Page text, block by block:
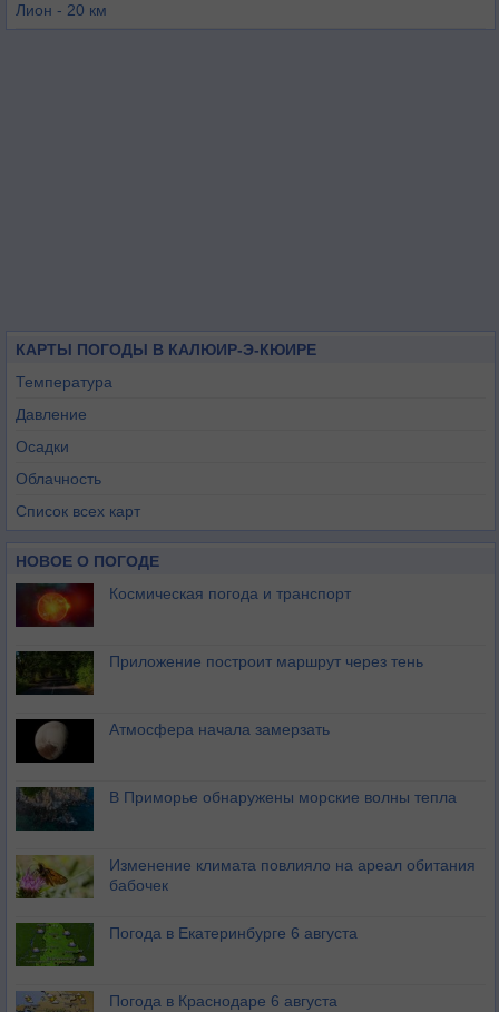
Лион - 20 км
КАРТЫ ПОГОДЫ В КАЛЮИР-Э-КЮИРЕ
Температура
Давление
Осадки
Облачность
Список всех карт
НОВОЕ О ПОГОДЕ
Космическая погода и транспорт
Приложение построит маршрут через тень
Атмосфера начала замерзать
В Приморье обнаружены морские волны тепла
Изменение климата повлияло на ареал обитания
бабочек
Погода в Екатеринбурге 6 августа
Погода в Краснодаре 6 августа